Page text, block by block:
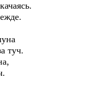
туч.